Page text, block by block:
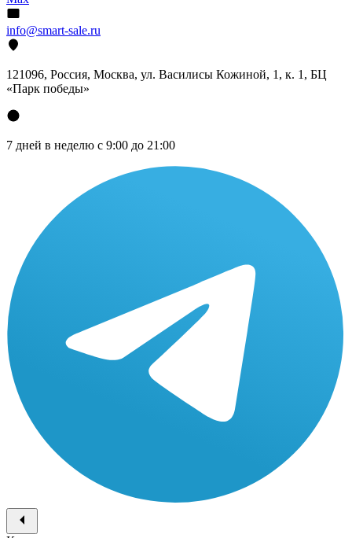
info@smart-sale.ru
121096, Россия, Москва, ул. Василисы Кожиной, 1, к. 1, БЦ
«Парк победы»
7 дней в неделю с 9:00 до 21:00